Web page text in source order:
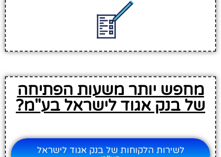
מחפש יותר משעות הפתיחה
של בנק אגוד לישראל בע"מ?
לשירות הלקוחות של בנק אגוד לישראל